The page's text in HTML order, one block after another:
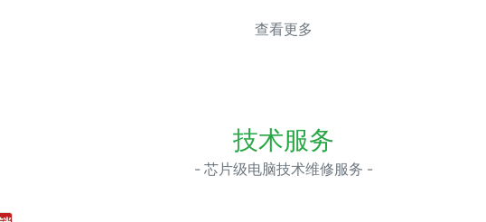
查看更多
技术服务
- 芯片级电脑技术维修服务 -